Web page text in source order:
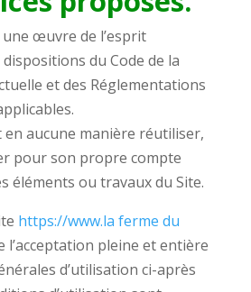
œuvre de l’esprit
du Code de la
et des Réglementations
en aucune manière réutiliser,
pour son propre compte
éléments ou travaux du Site.
https://www.la ferme du
l’acceptation pleine et entière
d’utilisation ci-après